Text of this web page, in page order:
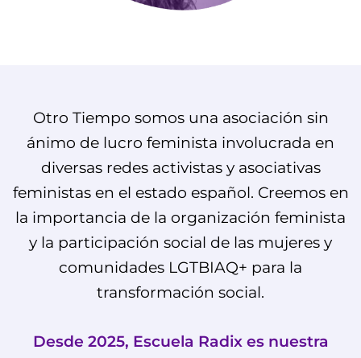
Otro Tiempo somos una asociación sin
ánimo de lucro feminista involucrada en
diversas redes activistas y asociativas
feministas en el estado español. Creemos en
la importancia de la organización feminista
y la participación social de las mujeres y
comunidades LGTBIAQ+ para la
transformación social.
Desde 2025, Escuela Radix es nuestra